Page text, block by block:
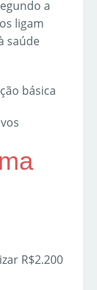
a
ligam
saúde
básica
R$2.200